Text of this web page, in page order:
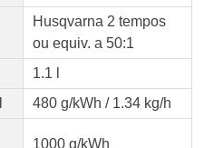
Husqvarna 2 tempos
ou equiv. a 50:1
1.1 l
480 g/kWh / 1.34 kg/h
1000 g/kWh